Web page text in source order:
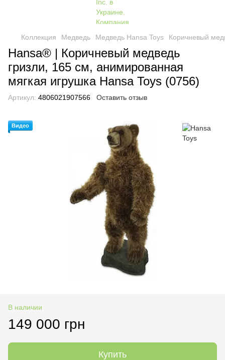
Коллекция Медведь Медведь Hansa Toys Коричневый
Hansa® | Коричневый медведь
гризли, 165 см, анимированная
мягкая игрушка Hansa Toys (0756)
Артикул: 4806021907566 Оставить отзыв
Видео
В наличии
149 000 грн
Купить